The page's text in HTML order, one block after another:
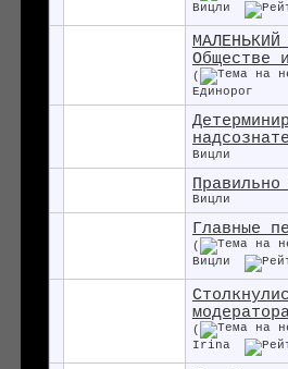
Вицли
Обществе
(
Единорог
Вицли
Вицли
Главные
(
Вицли
(
Irina